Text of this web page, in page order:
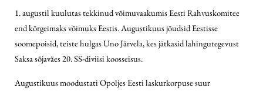
1. augustil kuulutas tekkinud võimuvaakumis Eesti Rahvuskomitee
end kõrgeimaks võimuks Eestis. Augustikuus jõudsid Eestisse
soomepoisid, teiste hulgas Uno Järvela, kes jätkasid lahingutegevust
Saksa sõjaväes 20. SS-diviisi koosseisus.
Augustikuus moodustati Opoljes Eesti laskurkorpuse suur